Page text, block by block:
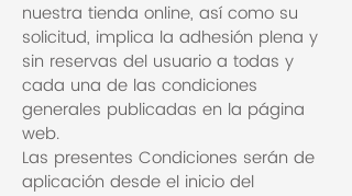
nuestra tienda online, así como su
solicitud, implica la adhesión plena y
sin reservas del usuario a todas y
cada una de las condiciones
generales publicadas en la página
web.
Las presentes Condiciones serán de
aplicación desde el inicio del